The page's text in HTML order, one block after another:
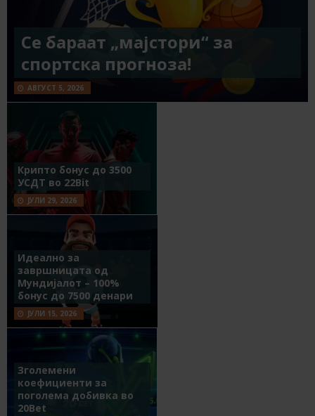
Се бараат „мајстори“ за
спортска прогноза!
АВГУСТ 5, 2026
Крипто бонус до 3500
УСДТ во 22Bit
ЈУЛИ 29, 2026
Идеално за
завршницата од
Мундијалот – 100%
бонус до 7500 денари
ЈУЛИ 15, 2026
Зголемени
коефициенти за
поголема добивка во
20Bet